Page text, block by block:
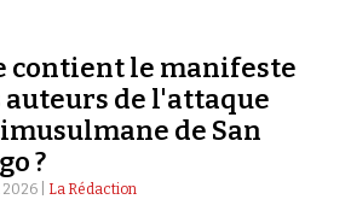
connecter
contient le manifeste
auteurs de l'attaque
de San
?
| La Rédaction